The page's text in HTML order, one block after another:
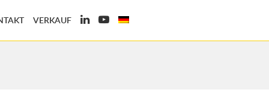
VERKAUF